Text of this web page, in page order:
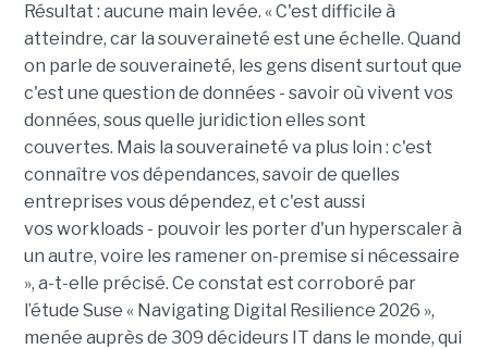
Résultat : aucune main levée. « C'est difficile à
atteindre, car la souveraineté est une échelle. Quand
on parle de souveraineté, les gens disent surtout que
c'est une question de données - savoir où vivent vos
données, sous quelle juridiction elles sont
couvertes. Mais la souveraineté va plus loin : c'est
connaître vos dépendances, savoir de quelles
entreprises vous dépendez, et c'est aussi
vos workloads - pouvoir les porter d'un hyperscaler à
un autre, voire les ramener on-premise si nécessaire
», a-t-elle précisé. Ce constat est corroboré par
l’étude Suse « Navigating Digital Resilience 2026 »,
menée auprès de 309 décideurs IT dans le monde, qui